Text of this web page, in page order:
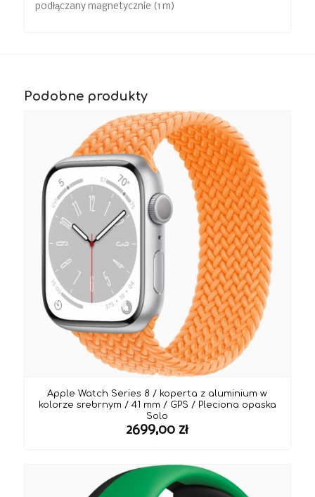
podłączany magnetycznie (1 m)
Podobne produkty
Apple Watch Series 8 / koperta z aluminium w
kolorze srebrnym / 41 mm / GPS / Pleciona opaska
Solo
2699,00 zł